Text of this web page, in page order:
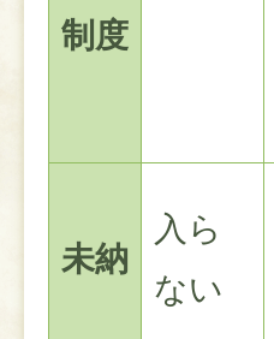
制度
未納
入ら
ない